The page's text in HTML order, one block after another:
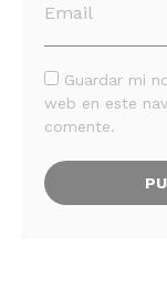
Guardar mi
web en este
comente.